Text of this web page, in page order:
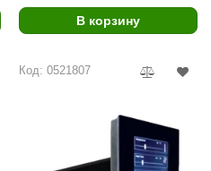
В корзину
Код: 0521807